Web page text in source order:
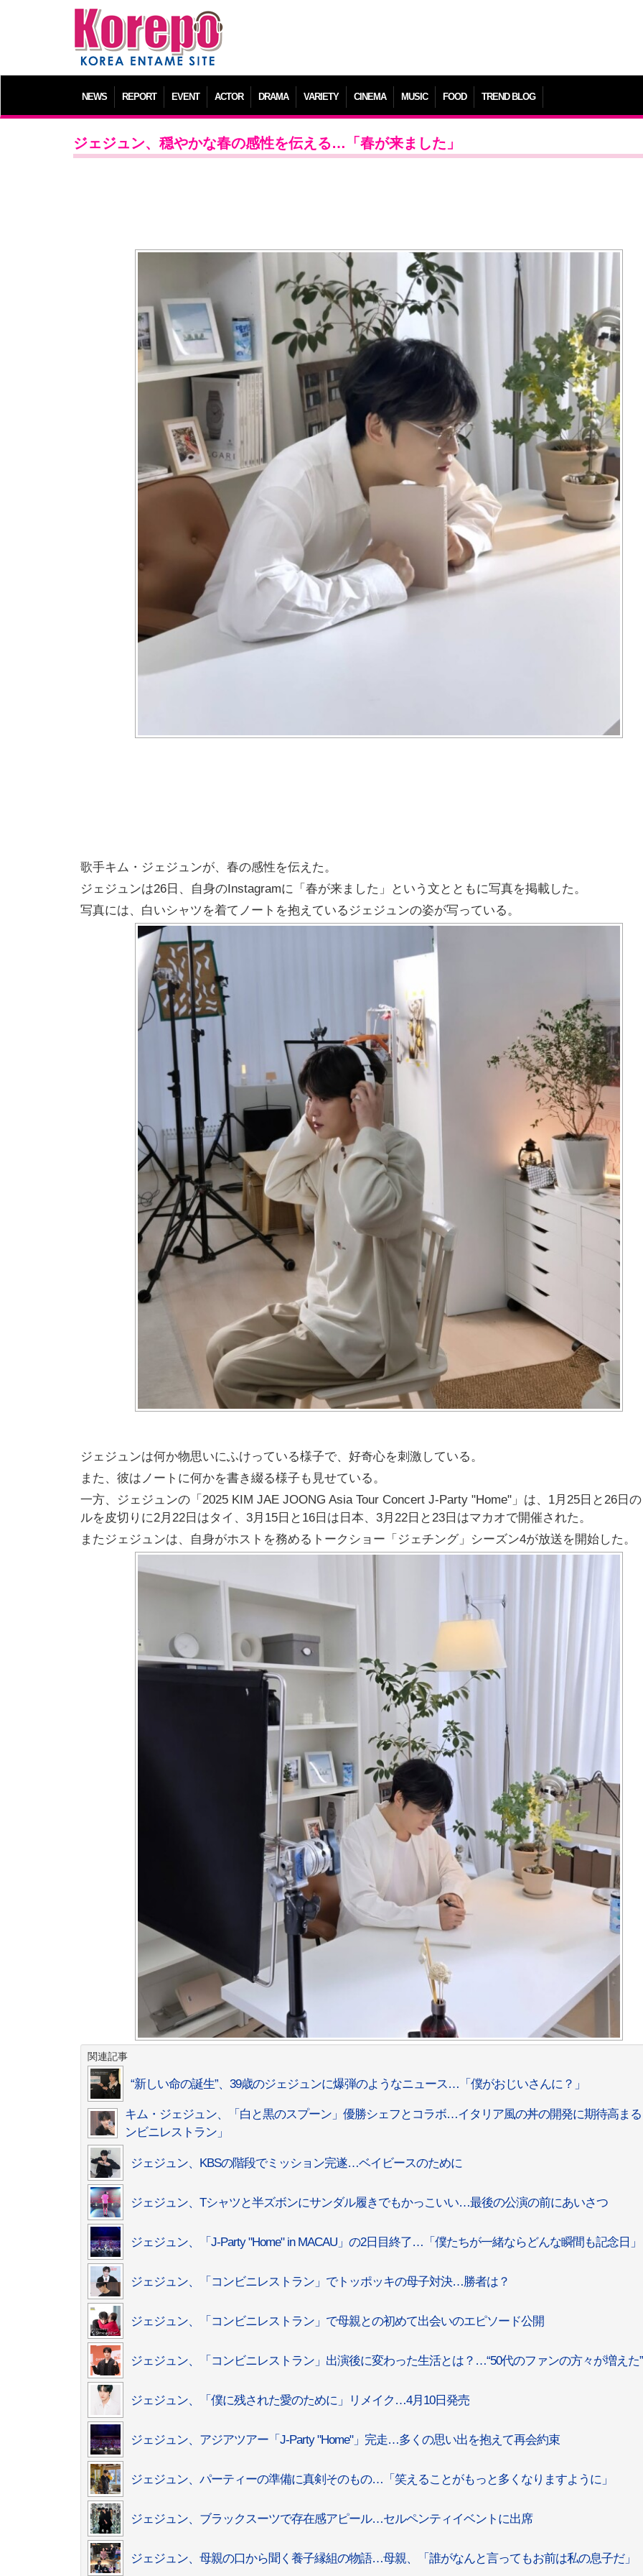
NEWS REPORT EVENT ACTOR DRAMA VARIETY CINEMA MUSIC FOOD TREND BLOG
ジェジュン、穏やかな春の感性を伝える…「春が来ました」
歌手キム・ジェジュンが、春の感性を伝えた。
ジェジュンは26日、自身のInstagramに「春が来ました」という文とともに写真を掲載した。
写真には、白いシャツを着てノートを抱えているジェジュンの姿が写っている。
ジェジュンは何か物思いにふけっている様子で、好奇心を刺激している。
また、彼はノートに何かを書き綴る様子も見せている。
一方、ジェジュンの「2025 KIM JAE JOONG Asia Tour Concert J-Party "Home"」は、1月25日と26日
ルを皮切りに2月22日はタイ、3月15日と16日は日本、3月22日と23日はマカオで開催された。
またジェジュンは、自身がホストを務めるトークショー「ジェチング」シーズン4が放送を開始した。
関連記事
“新しい命の誕生”、39歳のジェジュンに爆弾のようなニュース…「僕がおじいさんに？」
キム・ジェジュン、「白と黒のスプーン」優勝シェフとコラボ…イタリア風の丼の開発に期待高ま
ンビニレストラン」
ジェジュン、KBSの階段でミッション完遂…ベイビースのために
ジェジュン、Tシャツと半ズボンにサンダル履きでもかっこいい…最後の公演の前にあいさつ
ジェジュン、「J-Party "Home" in MACAU」の2日目終了…「僕たちが一緒ならどんな瞬間も記念日」
ジェジュン、「コンビニレストラン」でトッポッキの母子対決…勝者は？
ジェジュン、「コンビニレストラン」で母親との初めて出会いのエピソード公開
ジェジュン、「コンビニレストラン」出演後に変わった生活とは？…“50代のファンの方々が増えた”
ジェジュン、「僕に残された愛のために」リメイク…4月10日発売
ジェジュン、アジアツアー「J-Party "Home"」完走…多くの思い出を抱えて再会約束
ジェジュン、パーティーの準備に真剣そのもの…「笑えることがもっと多くなりますように」
ジェジュン、ブラックスーツで存在感アピール…セルペンティイベントに出席
ジェジュン、母親の口から聞く養子縁組の物語…母親、「誰がなんと言ってもお前は私の息子だ」